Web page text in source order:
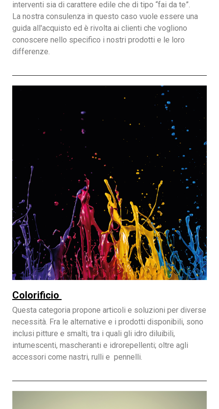
interventi sia di carattere edile che di tipo “fai da te”.
La nostra consulenza in questo caso vuole essere una
guida all'acquisto ed è rivolta ai clienti che vogliono
conoscere nello specifico i nostri prodotti e le loro
differenze.
Colorificio
Questa categoria propone articoli e soluzioni per diverse
necessità. Fra le alternative e i prodotti disponibili, sono
inclusi pitture e smalti, tra i quali gli idro diluibili,
intumescenti, mascheranti e idrorepellenti; oltre agli
accessori come nastri, rulli e pennelli.